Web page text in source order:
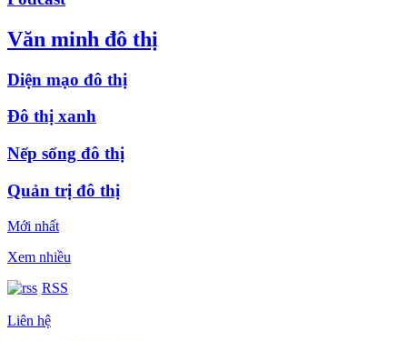
Văn minh đô thị
Diện mạo đô thị
Đô thị xanh
Nếp sống đô thị
Quản trị đô thị
Mới nhất
Xem nhiều
RSS
Liên hệ